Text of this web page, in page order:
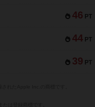
46 PT
44 PT
39 PT